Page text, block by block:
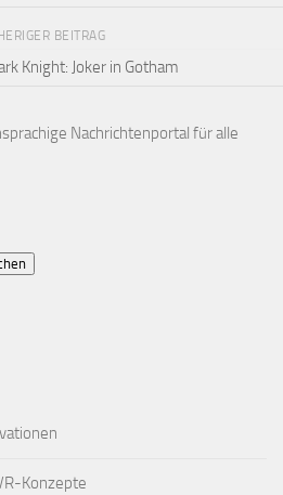
BEITRAG
Knight: Joker in Gotham
Nachrichtenportal für alle
Konzepte